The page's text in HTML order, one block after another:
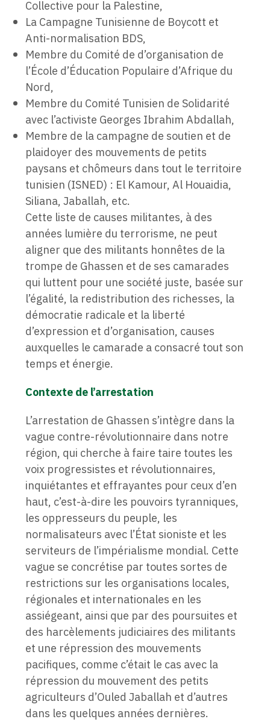
Collective pour la Palestine,
La Campagne Tunisienne de Boycott et
Anti-normalisation BDS,
Membre du Comité de d’organisation de
l’École d’Éducation Populaire d’Afrique du
Nord,
Membre du Comité Tunisien de Solidarité
avec l’activiste Georges Ibrahim Abdallah,
Membre de la campagne de soutien et de
plaidoyer des mouvements de petits
paysans et chômeurs dans tout le territoire
tunisien (ISNED) : El Kamour, Al Houaidia,
Siliana, Jaballah, etc.
Cette liste de causes militantes, à des
années lumière du terrorisme, ne peut
aligner que des militants honnêtes de la
trompe de Ghassen et de ses camarades
qui luttent pour une société juste, basée sur
l’égalité, la redistribution des richesses, la
démocratie radicale et la liberté
d’expression et d’organisation, causes
auxquelles le camarade a consacré tout son
temps et énergie.
Contexte de l’arrestation
L’arrestation de Ghassen s’intègre dans la
vague contre-révolutionnaire dans notre
région, qui cherche à faire taire toutes les
voix progressistes et révolutionnaires,
inquiétantes et effrayantes pour ceux d’en
haut, c’est-à-dire les pouvoirs tyranniques,
les oppresseurs du peuple, les
normalisateurs avec l’État sioniste et les
serviteurs de l’impérialisme mondial. Cette
vague se concrétise par toutes sortes de
restrictions sur les organisations locales,
régionales et internationales en les
assiégeant, ainsi que par des poursuites et
des harcèlements judiciaires des militants
et une répression des mouvements
pacifiques, comme c’était le cas avec la
répression du mouvement des petits
agriculteurs d’Ouled Jaballah et d’autres
dans les quelques années dernières.